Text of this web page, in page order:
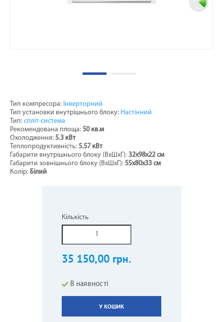
Тип компресора: Інверторний
Тип установки внутрішнього блоку: Настінний
Тип: спліт-система
Рекомендована площа: 50 кв.м
Охолодження: 5.3 кВт
Теплопродуктивність: 5.57 кВт
Габарити внутрішнього блоку (ВхШхГ): 32x98x22 см
Габарити зовнішнього блоку (ВхШхГ): 55x80x33 см
Колір: Білий
Кількість
35 150,00 грн.
В наявності
У КОШИК